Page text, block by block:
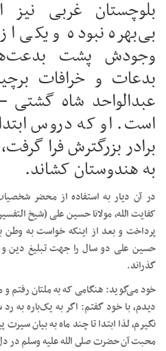
بلوچستان غربی نیز
بی‌بهره نبوده و یکی
وجودش پشت
بدعات و خرافات
عبدالواحد شاه گشتی
است. او که دروس
برادر بزرگترش فرا
به هندوستان کشاند.
در آن دیار به استفاده از محضر
کفایت الله، مولانا حسین علی (شیخ
پرداخت و بعد از اینکه خواست به وطن
حسین علی دو سال را جهت تبلیغ دین
گذراند.
خود می‌گوید: هنگامی که به ملتان رفتم و
دیدم، با خود گفتم: اگر به یک‌باره به
نگیرم، لذا ابتدا تا چند ماه به بیان سیرت
محبت آن حضرت صلى الله علیه وسلم در